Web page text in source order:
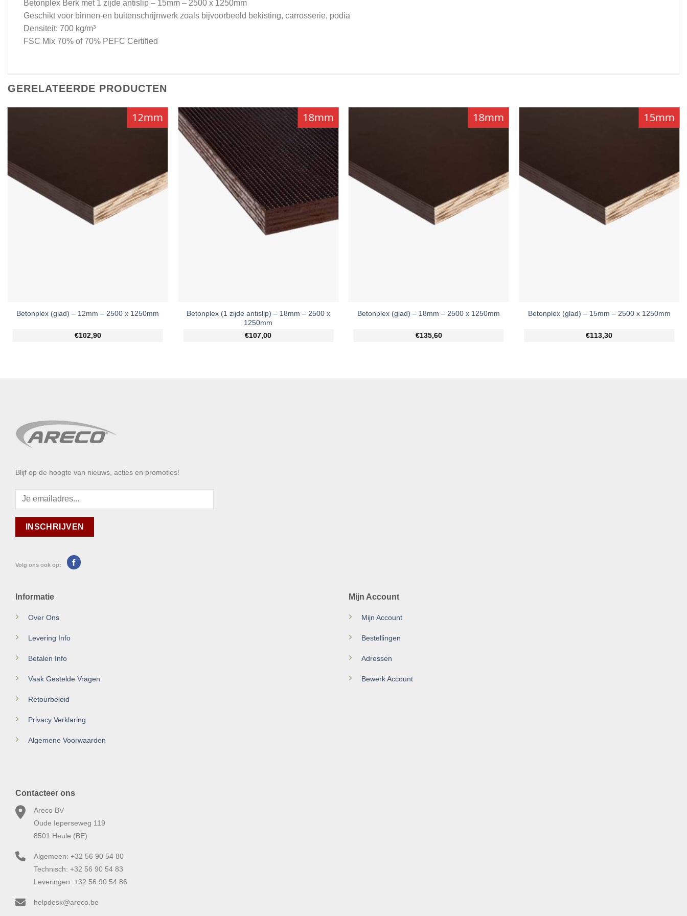
Betonplex Berk met 1 zijde antislip – 15mm – 2500 x 1250mm
Geschikt voor binnen-en buitenschrijnwerk zoals bijvoorbeeld bekisting, carrosserie, podia
Densiteit: 700 kg/m³
FSC Mix 70% of 70% PEFC Certified
GERELATEERDE PRODUCTEN
12mm
Betonplex (glad) – 12mm – 2500 x 1250mm
€102,90
18mm
Betonplex (1 zijde antislip) – 18mm – 2500 x
1250mm
€107,00
18mm
Betonplex (glad) – 18mm – 2500 x 1250mm
€135,60
15mm
Betonplex (glad) – 15mm – 2500 x 1250mm
€113,30
Blijf op de hoogte van nieuws, acties en promoties!
Volg ons ook op:
Informatie
Over Ons
Levering Info
Betalen Info
Vaak Gestelde Vragen
Retourbeleid
Privacy Verklaring
Algemene Voorwaarden
Mijn Account
Mijn Account
Bestellingen
Adressen
Bewerk Account
Contacteer ons
Areco BV
Oude Ieperseweg 119
8501 Heule (BE)
Algemeen: +32 56 90 54 80
Technisch: +32 56 90 54 83
Leveringen: +32 56 90 54 86
helpdesk@areco.be